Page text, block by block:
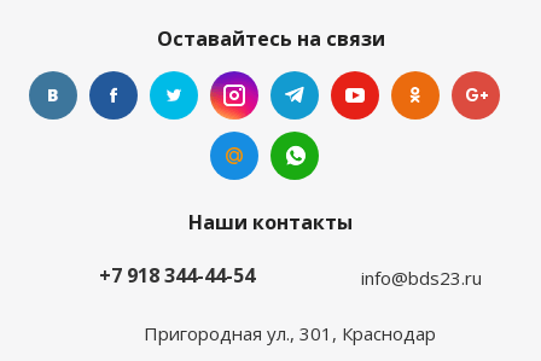
Оставайтесь на связи
Наши контакты
+7 918 344-44-54
info@bds23.ru
Пригородная ул., 301, Краснодар